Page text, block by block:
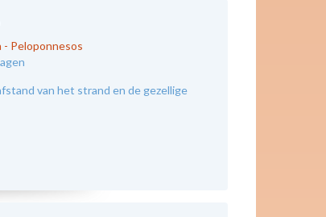
- Peloponnesos
van het strand en de gezellige